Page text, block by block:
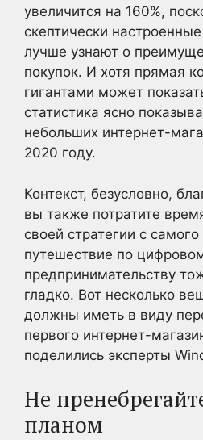
увеличится на 160%,
скептически
лучше узнают о
покупок. И хотя прямая
гигантами может
статистика ясно
небольших интернет-
2020 году.
Контекст, безусловно,
вы также потратите
своей стратегии с
путешествие по
предпринимательству
гладко. Вот несколько
должны иметь в виду
первого интернет-
поделились эксперты
Не
планом